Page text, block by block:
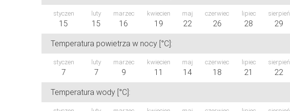
styczen
15
luty
15
marzec
16
kwiecien
19
maj
22
czerwiec
26
lipiec
28
sierpień
29
Temperatura powietrza w nocy [°C]:
styczen
7
luty
7
marzec
9
kwiecien
11
maj
14
czerwiec
18
lipiec
21
sierpień
22
Temperatura wody [°C]: